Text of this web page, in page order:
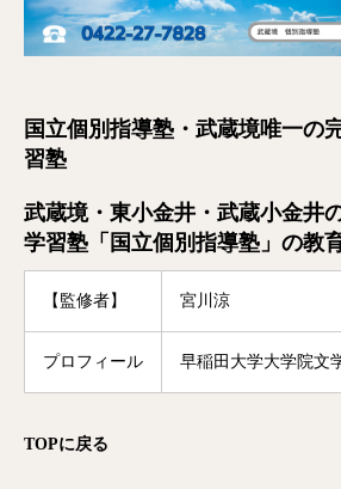
国立個別指導塾・武蔵境唯一の
習塾
武蔵境・東小金井・武蔵小金井
学習塾「国立個別指導塾」の教
【監修者】 宮川涼
プロフィール 早稲田大学大学院文
TOPに戻る